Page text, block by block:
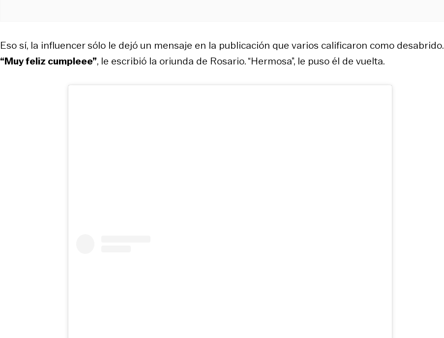
Eso sí, la influencer sólo le dejó un mensaje en la publicación que varios calificaron como desabrido.
“Muy feliz cumpleee”, le escribió la oriunda de Rosario. “Hermosa”, le puso él de vuelta.